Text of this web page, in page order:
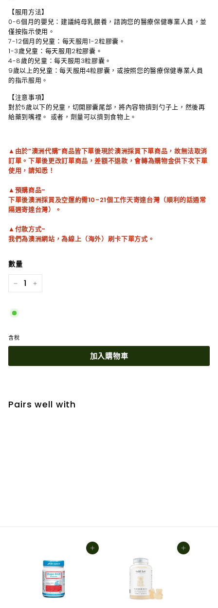
【服用方法】
0-6個月的嬰兒：建議純母乳餵養，諮詢您的醫療保健專業人員，並
僅按指示使用。
7-12個月的兒童：每天服用1-2粒膠囊。
1-3歲兒童：每天服用2粒膠囊。
4-8歲的兒童：每天服用3粒膠囊。
9歲以上的兒童：每天服用4粒膠囊，或按照您的醫療保健專業人員
的指示服用。
【注意事項】
對於5歲以下的兒童，切開膠囊尾部，將內容物擠到勺子上，然後再
給藥到嘴裡。 或者，劑量可以擠到食物上。
▲由於”澳洲代購”商品皆下單後現於澳洲採買下單商品，故無法取消
訂單。下單後更改訂單商品，差額不退款，會轉為購物金供下次下單
使用，請知悉！
▲預購商品-
下單後澳洲採買及空運約需10-21個工作天寄達台灣（順利的話通常
隔週寄達台灣）。
▲付款方式-
我們為澳洲網站，為線上（海外）刷卡下單方式。
數量
+
含稅
加入購物車
Pairs well with
加入購物車 加入購物車